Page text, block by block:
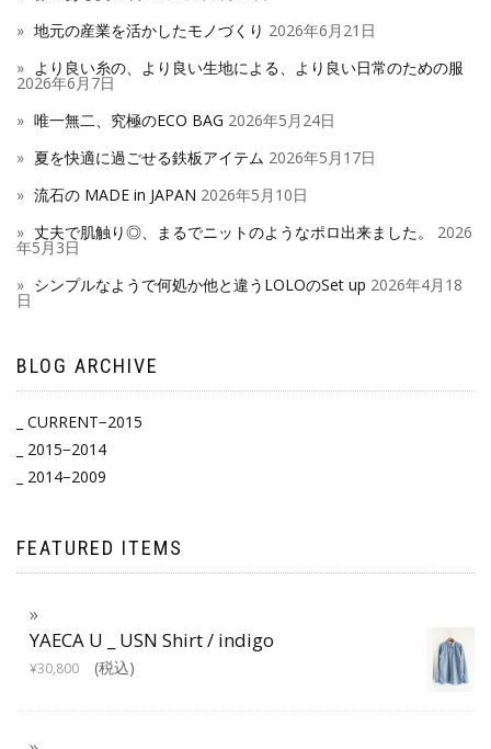
地元の産業を活かしたモノづくり 2026年6月21日
より良い糸の、より良い生地による、より良い日常のための服
2026年6月7日
唯一無二、究極のECO BAG 2026年5月24日
夏を快適に過ごせる鉄板アイテム 2026年5月17日
流石の MADE in JAPAN 2026年5月10日
丈夫で肌触り◎、まるでニットのようなポロ出来ました。
2026
年5月3日
シンプルなようで何処か他と違うLOLOのSet up 2026年4月18
日
BLOG ARCHIVE
_ CURRENT−2015
_ 2015−2014
_ 2014−2009
FEATURED ITEMS
YAECA U _ USN Shirt / indigo
¥30,800 (税込)